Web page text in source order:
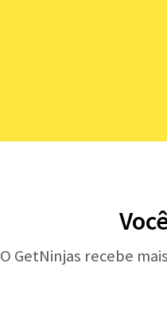
O GetNinjas recebe